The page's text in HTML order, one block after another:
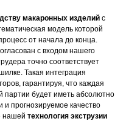
макаронных изделийс
модель которой
от начала до конца.
с входом нашего
точно соответствует
Такая интеграция
гарантируя, что каждая
партии будет иметь абсолютно
прогнозируемое качество
нашей технология экструзии